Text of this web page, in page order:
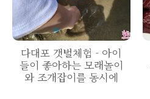
다대포 갯벌체험 - 아이
들이 좋아하는 모래놀이
와 조개잡이를 동시에